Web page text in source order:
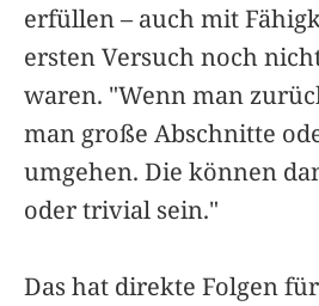
erfüllen – auch mit
ersten Versuch noch
waren. "Wenn man
man große Abschnitte
umgehen. Die können
oder trivial sein."
Das hat direkte Folgen